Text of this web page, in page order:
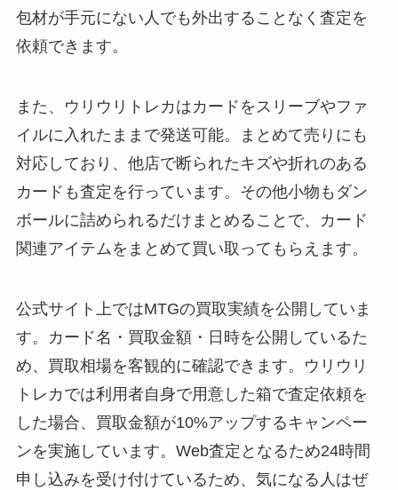
包材が手元にない人でも外出することなく査定を
依頼できます。
また、ウリウリトレカはカードをスリーブやファ
イルに入れたままで発送可能。まとめて売りにも
対応しており、他店で断られたキズや折れのある
カードも査定を行っています。その他小物もダン
ボールに詰められるだけまとめることで、カード
関連アイテムをまとめて買い取ってもらえます。
公式サイト上ではMTGの買取実績を公開していま
す。カード名・買取金額・日時を公開しているた
め、買取相場を客観的に確認できます。ウリウリ
トレカでは利用者自身で用意した箱で査定依頼を
した場合、買取金額が10%アップするキャンペー
ンを実施しています。Web査定となるため24時間
申し込みを受け付けているため、気になる人はぜ